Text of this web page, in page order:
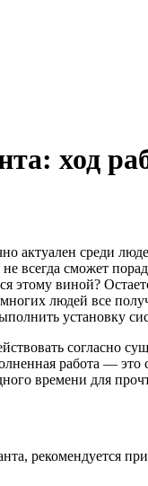
ход
актуален среди
всегда сможет
виной?
людей все
установку
согласно
работа —
времени для